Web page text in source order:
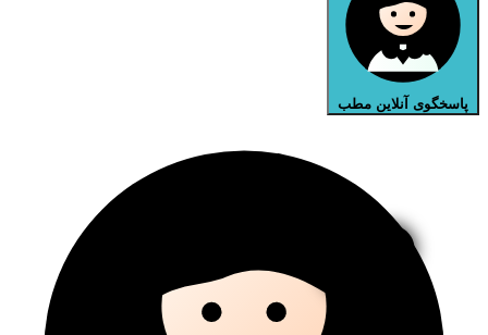
پاسخگوی آنلاین مطب